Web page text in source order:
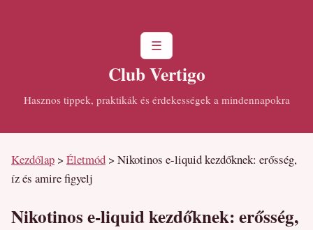
☰
Club Vertigo
Hasznos tippek, praktikák és érdekességek a mindennapokra
Kezdőlap > Életmód > Nikotinos e-liquid kezdőknek: erősség,
íz és amire figyelj
Nikotinos e-liquid kezdőknek: erősség,